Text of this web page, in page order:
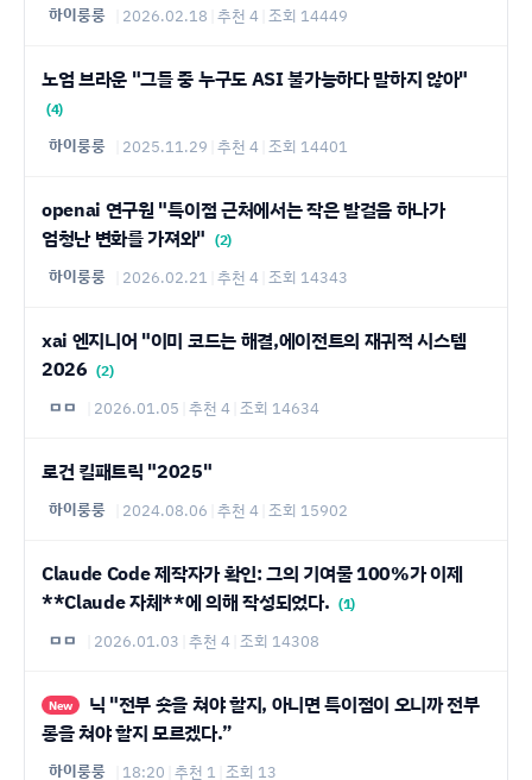
하이룽룽 2026.02.18 추천 4 조회 14449
노엄 브라운 "그들 중 누구도 ASI 불가능하다 말하지 않아"
(4)
하이룽룽 2025.11.29 추천 4 조회 14401
openai 연구원 "특이점 근처에서는 작은 발걸음 하나가
엄청난 변화를 가져와" (2)
하이룽룽 2026.02.21 추천 4 조회 14343
xai 엔지니어 "이미 코드는 해결,에이전트의 재귀적 시스템
2026 (2)
ㅁㅁ 2026.01.05 추천 4 조회 14634
로건 킬패트릭 "2025"
하이룽룽 2024.08.06 추천 4 조회 15902
Claude Code 제작자가 확인: 그의 기여물 100%가 이제
**Claude 자체**에 의해 작성되었다. (1)
ㅁㅁ 2026.01.03 추천 4 조회 14308
New
롱을 쳐야 할지 모르겠다.”
하이룽룽 18:20 추천 1 조회 13